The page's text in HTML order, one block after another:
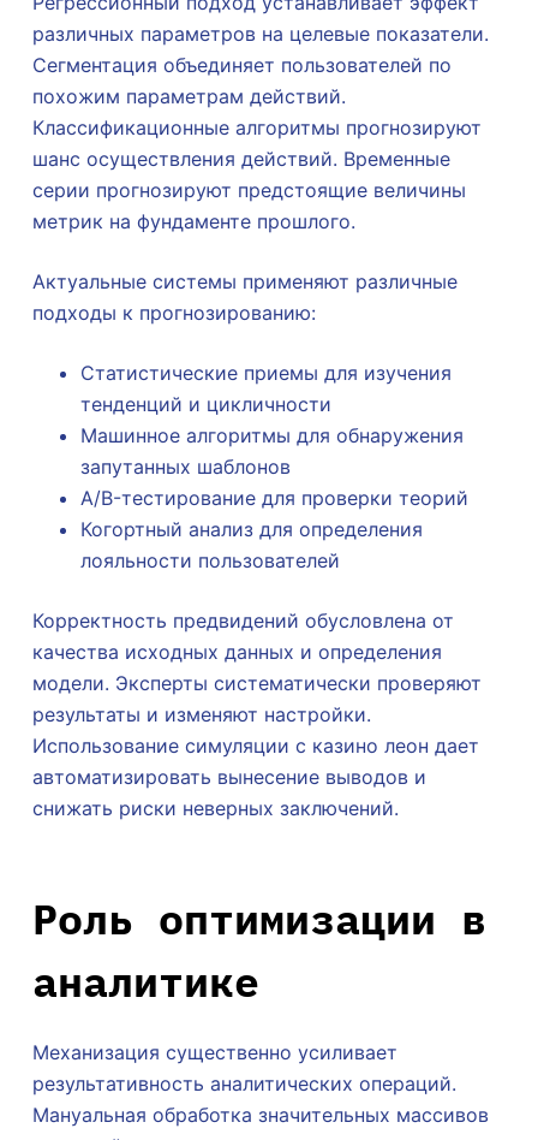
различных параметров на целевые показатели.
Сегментация объединяет пользователей по
похожим параметрам действий.
Классификационные алгоритмы прогнозируют
шанс осуществления действий. Временные
серии прогнозируют предстоящие величины
метрик на фундаменте прошлого.
Актуальные системы применяют различные
подходы к прогнозированию:
Статистические приемы для изучения
тенденций и цикличности
Машинное алгоритмы для обнаружения
запутанных шаблонов
A/B-тестирование для проверки теорий
Когортный анализ для определения
лояльности пользователей
Корректность предвидений обусловлена от
качества исходных данных и определения
модели. Эксперты систематически проверяют
результаты и изменяют настройки.
Использование симуляции с казино леон дает
автоматизировать вынесение выводов и
снижать риски неверных заключений.
Роль оптимизации в
аналитике
Механизация существенно усиливает
результативность аналитических операций.
Мануальная обработка значительных массивов